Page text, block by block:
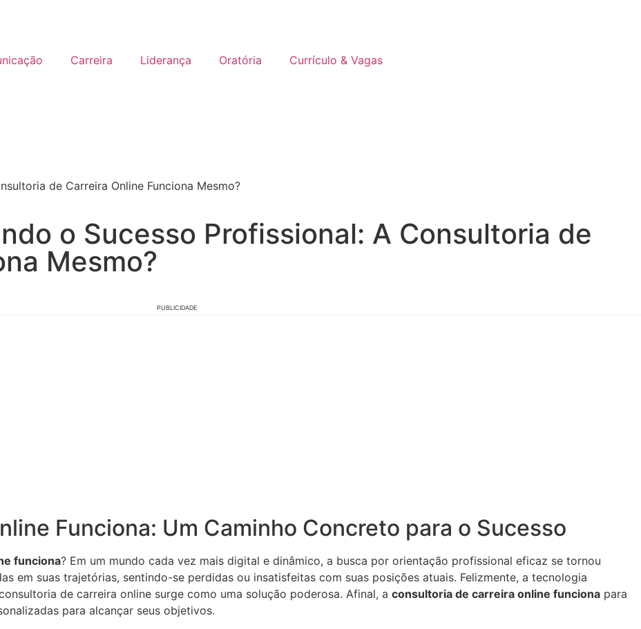
Carreira Liderança Oratória Currículo & Vagas
de Carreira Online Funciona Mesmo?
o Sucesso Profissional: A Consultoria de
Mesmo?
PUBLICIDADE
Funciona: Um Caminho Concreto para o Sucesso
funciona? Em um mundo cada vez mais digital e dinâmico, a busca por orientação profissional eficaz se tornou
em suas trajetórias, sentindo-se perdidas ou insatisfeitas com suas posições atuais. Felizmente, a tecnologia
de carreira online surge como uma solução poderosa. Afinal, a consultoria de carreira online funciona para
para alcançar seus objetivos.